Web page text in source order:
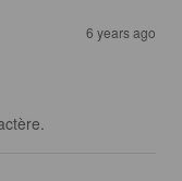
6 years ago